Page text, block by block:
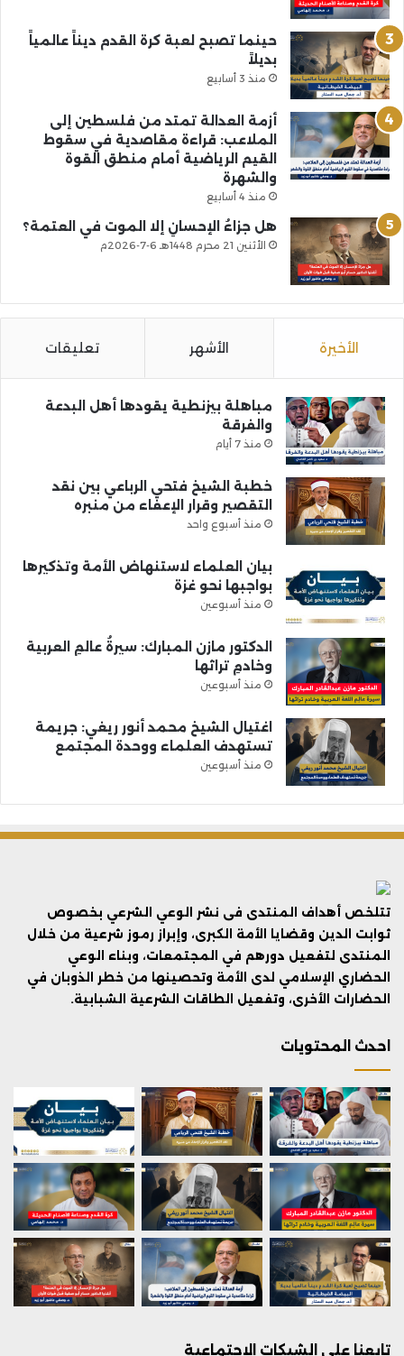
حينما تصبح لعبة كرة القدم ديناً عالمياً
بديلاً
منذ 3 أسابيع
أزمة العدالة تمتد من فلسطين إلى
الملاعب: قراءة مقاصدية في سقوط
القيم الرياضية أمام منطق القوة
والشهرة
منذ 4 أسابيع
هل جزاءُ الإحسانِ إلا الموت في العتمة؟
الأثنين 21 محرم 1448هـ 6-7-2026م
الأخيرة الأشهر تعليقات
مباهلة بيزنطية يقودها أهل البدعة
والفرقة
منذ 7 أيام
خطبة الشيخ فتحي الرباعي بين نقد
التقصير وقرار الإعفاء من منبره
منذ أسبوع واحد
بيان العلماء لاستنهاض الأمة وتذكيرها
بواجبها نحو غزة
منذ أسبوعين
الدكتور مازن المبارك: سيرةُ عالمِ العربية
وخادمِ تراثها
منذ أسبوعين
اغتيال الشيخ محمد أنور ريغي: جريمة
تستهدف العلماء ووحدة المجتمع
منذ أسبوعين
تتلخص أهداف المنتدى فى نشر الوعي الشرعي بخصوص
ثوابت الدين وقضايا الأمة الكبرى، وإبراز رموز شرعية من خلال
المنتدى لتفعيل دورهم في المجتمعات، وبناء الوعي
الحضاري الإسلامي لدى الأمة وتحصينها من خطر الذوبان في
الحضارات الأخرى، وتفعيل الطاقات الشرعية الشبابية.
احدث المحتويات
تابعنا على الشبكات الاجتماعية